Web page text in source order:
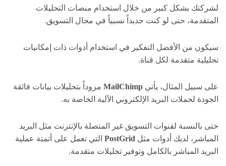
لشركتك بشكل كبير من خلال استخدام منصات التحليلات
المتقدمة، حتى لو كنت جديداً نسبياً في مجال التسويق.
سيكون من الأفضل التفكير في استخدام أدوات ذات إمكانيات
تحليلية متقدمة لكل قناة.
على سبيل المثال، يأتي MailChimp مزوداً بتحليلات بيانات فائقة
الجودة لحملات البريد الإلكتروني الآلية الخاصة به.
حتى بالنسبة لقنوات التسويق غير المتصلة بالإنترنت مثل البريد
المباشر، لديك أدوات مثل PostGrid التي تعمل على أتمتة عملية
البريد المباشر بالكامل وتوفير تحليلات متقدمة.